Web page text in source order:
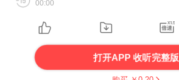
00:00
打开APP 收听完整版